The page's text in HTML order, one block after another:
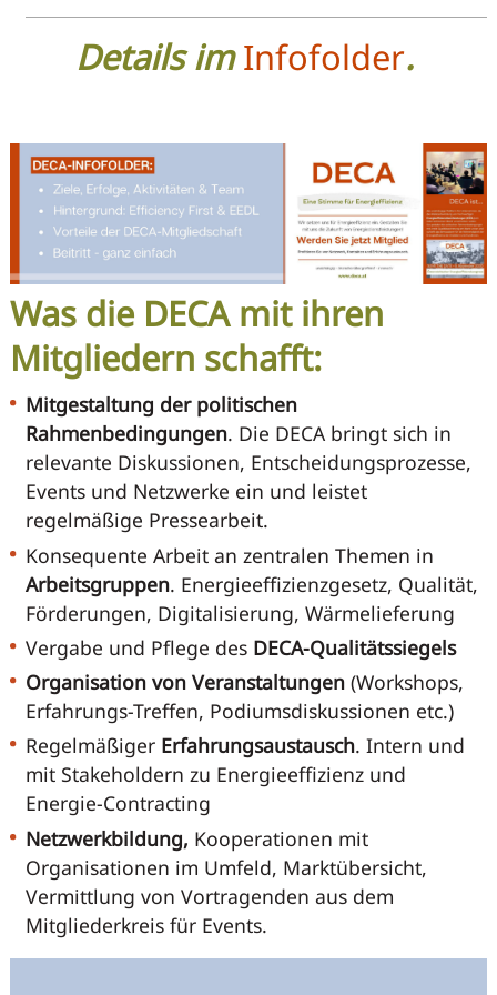
Details imInfofolder.
Was die DECA mit ihren
Mitgliedern schafft:
Mitgestaltung der politischen
Rahmenbedingungen. Die DECA bringt sich in
relevante Diskussionen, Entscheidungsprozesse,
Events und Netzwerke ein und leistet
regelmäßige Pressearbeit.
Konsequente Arbeit an zentralen Themen in
Arbeitsgruppen. Energieeffizienzgesetz, Qualität,
Förderungen, Digitalisierung, Wärmelieferung
Vergabe und Pflege des DECA-Qualitätssiegels
Organisation von Veranstaltungen (Workshops,
Erfahrungs-Treffen, Podiumsdiskussionen etc.)
Regelmäßiger Erfahrungsaustausch. Intern und
mit Stakeholdern zu Energieeffizienz und
Energie-Contracting
Netzwerkbildung, Kooperationen mit
Organisationen im Umfeld, Marktübersicht,
Vermittlung von Vortragenden aus dem
Mitgliederkreis für Events.